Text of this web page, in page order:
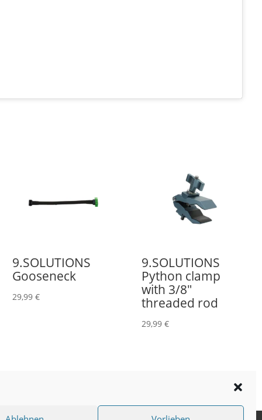
9.SOLUTIONS
Gooseneck
29,99€
9.SOLUTIONS
Python clamp
with 3/8″
threaded rod
29,99 €